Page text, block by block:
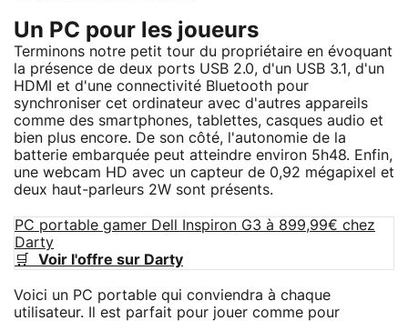
Un PC pour les joueurs
Terminons notre petit tour du propriétaire en évoquant
la présence de deux ports USB 2.0, d'un USB 3.1, d'un
HDMI et d'une connectivité Bluetooth pour
synchroniser cet ordinateur avec d'autres appareils
comme des smartphones, tablettes, casques audio et
bien plus encore. De son côté, l'autonomie de la
batterie embarquée peut atteindre environ 5h48. Enfin,
une webcam HD avec un capteur de 0,92 mégapixel et
deux haut-parleurs 2W sont présents.
PC portable gamer Dell Inspiron G3 à 899,99€ chez
Darty
🛒 Voir l'offre sur Darty
Voici un PC portable qui conviendra à chaque
utilisateur. Il est parfait pour jouer comme pour